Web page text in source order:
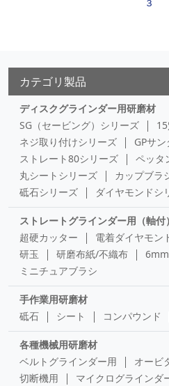
３
カテゴリ製品
ディスクグラインダー用研磨材
SG（セービング）シリーズ
ネジ取り付けシリーズ
GPサ
ストレート80シリーズ
ペッタ
丸シートシリーズ
カップブラ
砥石シリーズ
ダイヤモンドシ
ストレートグラインダー用（軸付
超硬カッター
電着ダイヤモン
研玉
研磨布紙/不織布
ミニチュアブラシ
手作業用研磨材
砥石
シート コンパウンド
各種機械用研磨材
ベルトグラインダー用
オービ
切断機用
マイクログラインダ